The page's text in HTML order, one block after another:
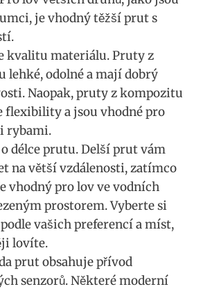
je vhodný těžší prut s
⁤kvalitu materiálu. Pruty⁢ z
⁤lehké, odolné a mají dobrý
Naopak,‌ pruty⁤ z kompozitu
flexibility a ⁣jsou vhodné pro
rybami.
délce ‍prutu. Delší prut vám
na větší vzdálenosti, zatímco
vhodný pro ‍lov ‌ve vodních
‍prostorem. Vyberte si
vašich preferencí ⁣a míst,
lovíte.
prut ‌obsahuje přívod
‌senzorů. Některé ​moderní